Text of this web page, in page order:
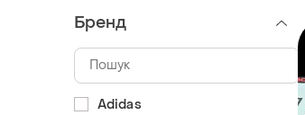
Бренд
Adidas